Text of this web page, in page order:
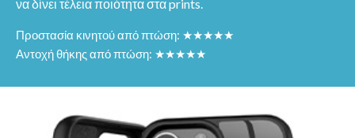
να δίνει τέλεια ποιότητα στα prints.
Προστασία κινητού από πτώση: ★★★★★
Αντοχή θήκης από πτώση: ★★★★★